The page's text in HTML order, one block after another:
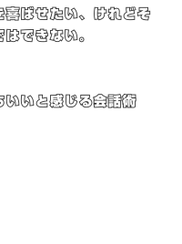
喜ばせたい、けれどそ
できない。
いいと感じる会話術